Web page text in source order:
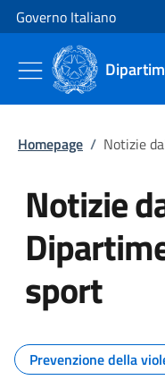
Vai al contenuto
Vai alla navigazione del sito
Governo Italiano
Homepage / Notizie
Notizie
sport
Tutti i
Prevenzione della